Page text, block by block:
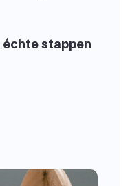
échte stappen